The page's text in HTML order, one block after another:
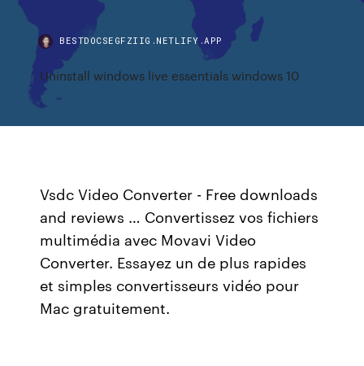
BESTDOCSEGFZIIG.NETLIFY.APP
Uninstall windows live essentials windows 10
Vsdc Video Converter - Free downloads
and reviews … Convertissez vos fichiers
multimédia avec Movavi Video
Converter. Essayez un de plus rapides
et simples convertisseurs vidéo pour
Mac gratuitement.